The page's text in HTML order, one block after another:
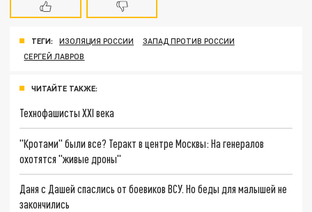
ТЕГИ: ИЗОЛЯЦИЯ РОССИИ
ЗАПАД ПРОТИВ РОССИИ
СЕРГЕЙ ЛАВРОВ
ЧИТАЙТЕ ТАКЖЕ:
Технофашисты XXI века
"Кротами" были все? Теракт в центре Москвы: На генералов
охотятся "живые дроны"
Даня с Дашей спаслись от боевиков ВСУ. Но беды для малышей не
закончились